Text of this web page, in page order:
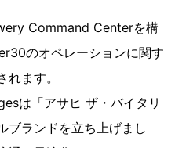
Command Centerを構
のオペレーションに関す
ます。
は「アサヒ ザ・バイタリ
ブランドを立ち上げまし